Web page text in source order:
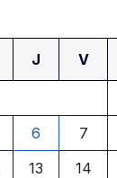
J V
6 7
13 14